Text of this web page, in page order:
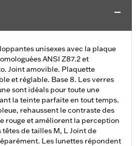
unisexes avec la plaque
ANSI Z87.2 et
Joint amovible. Plaquette
et réglable. Base 8. Les verres
sont idéals pour toute une
la teinte parfaite en tout temps.
rehaussent le contraste des
rouge et améliorent la perception
de tailles M, L Joint de
Les lunettes répondent